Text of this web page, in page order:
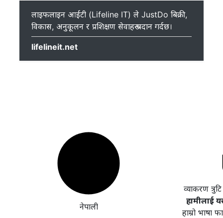
लाइफलाइन आईटी (Lifeline IT) ले JustDo बिक्री,
विकास, अनुकूलन र प्रशिक्षण सेवाहरू प्रदान गर्दछ।
lifelineit.net
नेपाली
व्याकरण
हामीलाई
हाम्रो भाषा